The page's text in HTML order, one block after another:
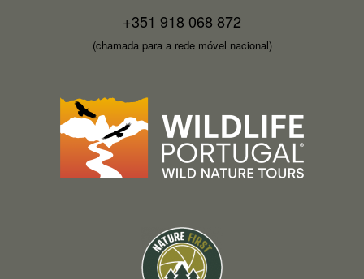
+351 918 068 872
(chamada para a rede móvel nacional)